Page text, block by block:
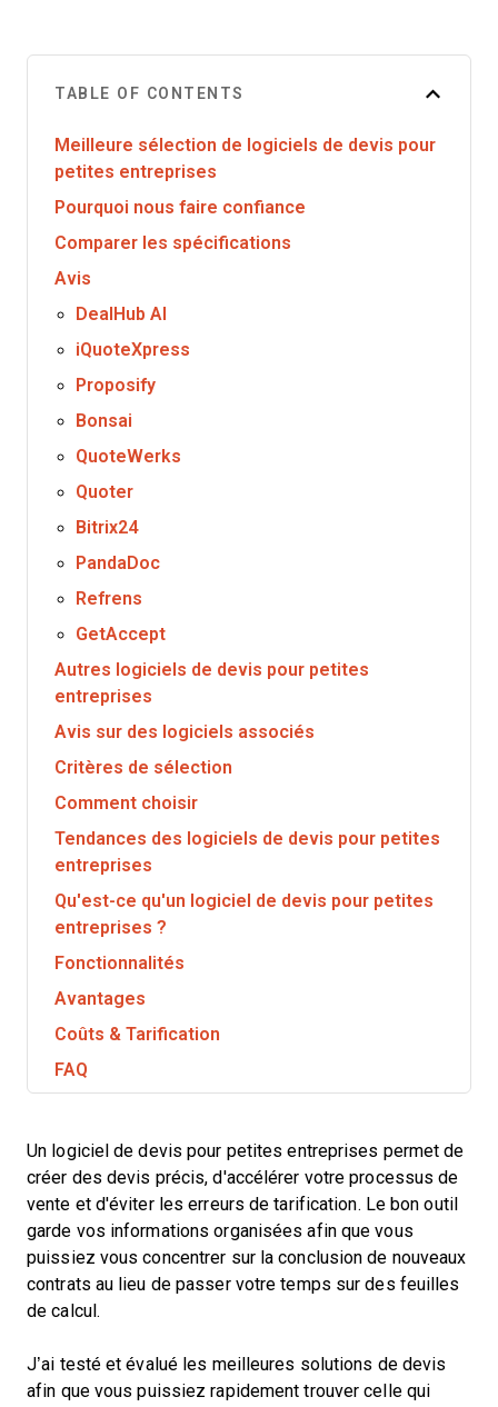
TABLE OF CONTENTS
Meilleure sélection de logiciels de devis pour
petites entreprises
Pourquoi nous faire confiance
Comparer les spécifications
Avis
DealHub AI
iQuoteXpress
Proposify
Bonsai
QuoteWerks
Quoter
Bitrix24
PandaDoc
Refrens
GetAccept
Autres logiciels de devis pour petites
entreprises
Avis sur des logiciels associés
Critères de sélection
Comment choisir
Tendances des logiciels de devis pour petites
entreprises
Qu'est-ce qu'un logiciel de devis pour petites
entreprises ?
Fonctionnalités
Avantages
Coûts & Tarification
FAQ
Un logiciel de devis pour petites entreprises permet de
créer des devis précis, d'accélérer votre processus de
vente et d'éviter les erreurs de tarification. Le bon outil
garde vos informations organisées afin que vous
puissiez vous concentrer sur la conclusion de nouveaux
contrats au lieu de passer votre temps sur des feuilles
de calcul.
J’ai testé et évalué les meilleures solutions de devis
afin que vous puissiez rapidement trouver celle qui